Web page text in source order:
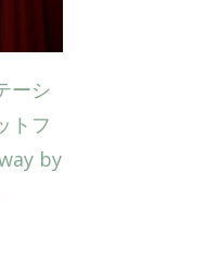
ーシ
トフ
by